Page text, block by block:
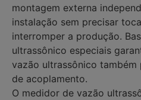
montagem externa
instalação sem precisar
interromper a produção.
ultrassônico especiais
vazão ultrassônico também
de acoplamento.
O medidor de vazão